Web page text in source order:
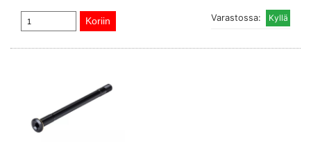
Varastossa: